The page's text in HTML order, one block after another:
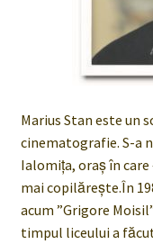
Marius Stan este un
cinematografie. S-a
Ialomița, oraș în care
mai copilărește.În
acum ”Grigore
timpul liceului a